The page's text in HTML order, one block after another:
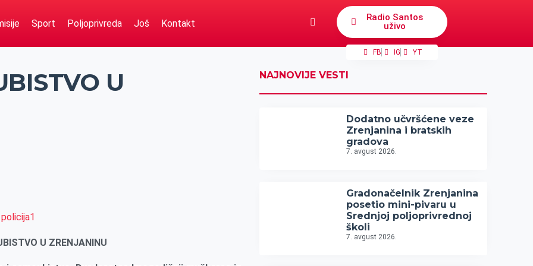
Sport Poljoprivreda Još Kontakt
Radio Santos
uživo
FB IG YT
U
U ZRENJANINU
NAJNOVIJE VESTI
Dodatno učvršćene veze
Zrenjanina i bratskih
gradova
7. avgust 2026.
Gradonačelnik Zrenjanina
posetio mini-pivaru u
Srednjoj poljoprivrednoj
školi
7. avgust 2026.